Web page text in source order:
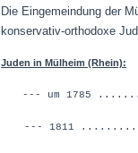
Die Eingemeindung der
konservativ-orthodoxe
Juden in Mülheim (Rhein):
--- um 1785
--- 1811